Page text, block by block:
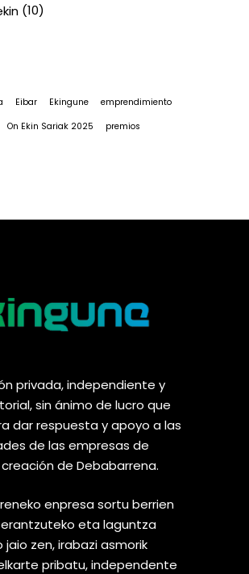
(10)
Eibar Ekingune
emprendimiento
On Ekin Sariak 2025 premios
privada, independiente y
sin ánimo de lucro que
dar respuesta y apoyo a las
de las empresas de
de Debabarrena.
enpresa sortu berrien
eta laguntza
zen, irabazi asmorik
pribatu, independente